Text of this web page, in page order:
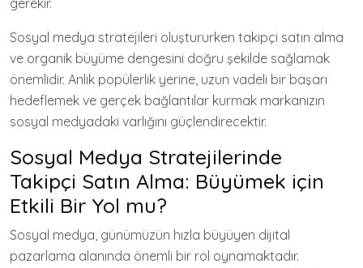
gerekir.
Sosyal medya stratejileri oluştururken takipçi satın alma
ve organik büyüme dengesini doğru şekilde sağlamak
önemlidir. Anlık popülerlik yerine, uzun vadeli bir başarı
hedeflemek ve gerçek bağlantılar kurmak markanızın
sosyal medyadaki varlığını güçlendirecektir.
Sosyal Medya Stratejilerinde
Takipçi Satın Alma: Büyümek için
Etkili Bir Yol mu?
Sosyal medya, günümüzün hızla büyüyen dijital
pazarlama alanında önemli bir rol oynamaktadır.